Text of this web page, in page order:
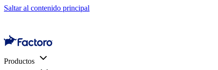
Saltar al contenido principal
Productos